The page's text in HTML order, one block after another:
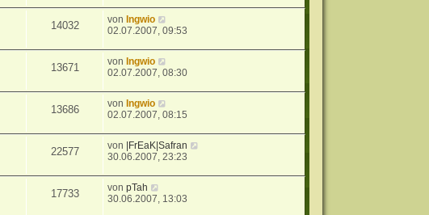
14032 von Ingwio
02.07.2007, 09:53
13671 von Ingwio
02.07.2007, 08:30
13686 von Ingwio
02.07.2007, 08:15
22577 von
|FrEaK|Safran
30.06.2007, 23:23
17733 vonpTah
30.06.2007, 13:03